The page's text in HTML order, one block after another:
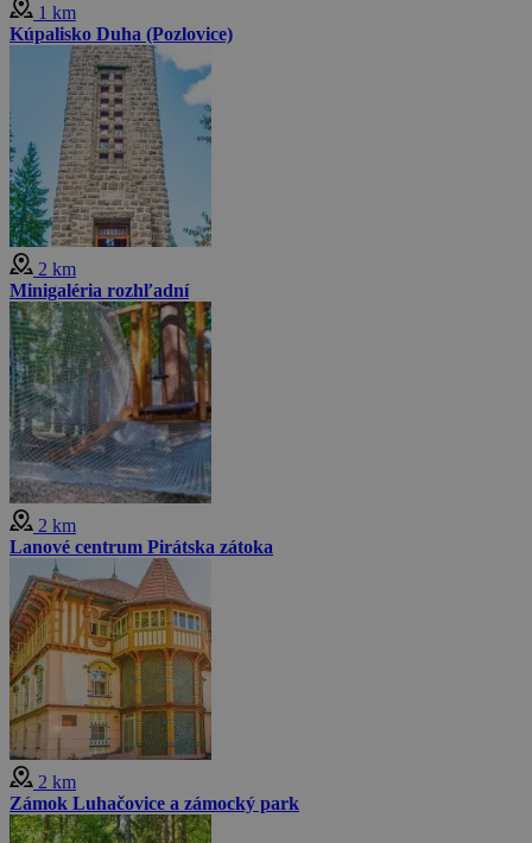
1 km
Kúpalisko Duha (Pozlovice)
2 km
Minigaléria rozhľadní
2 km
Lanové centrum Pirátska zátoka
2 km
Zámok Luhačovice a zámocký park